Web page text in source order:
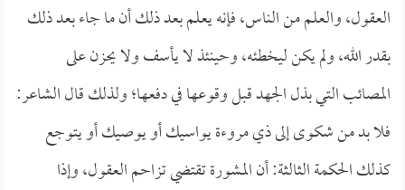
العقول، والعلم من الناس، فإنه يعلم بعد ذلك أن ما جاء بعد ذلك
بقدر الله، ولم يكن ليخطئه، وحينئذ لا يأسف ولا يحزن على
المصائب التي بذل الجهد قبل وقوعها في دفعها؛ ولذلك قال الشاعر:
فلا بد من شكوى إلى ذي مروءة يواسيك أو يوصيك أو يتوجع
كذلك الحكمة الثالثة: أن المشورة تقتضي تزاحم العقول، وإذا